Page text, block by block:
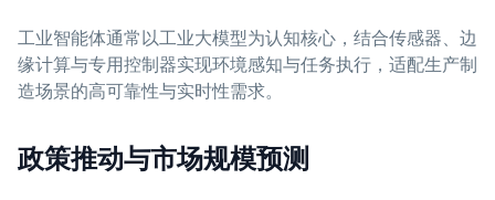
工业智能体通常以工业大模型为认知核心，结合传感器、边
缘计算与专用控制器实现环境感知与任务执行，适配生产制
造场景的高可靠性与实时性需求。
政策推动与市场规模预测